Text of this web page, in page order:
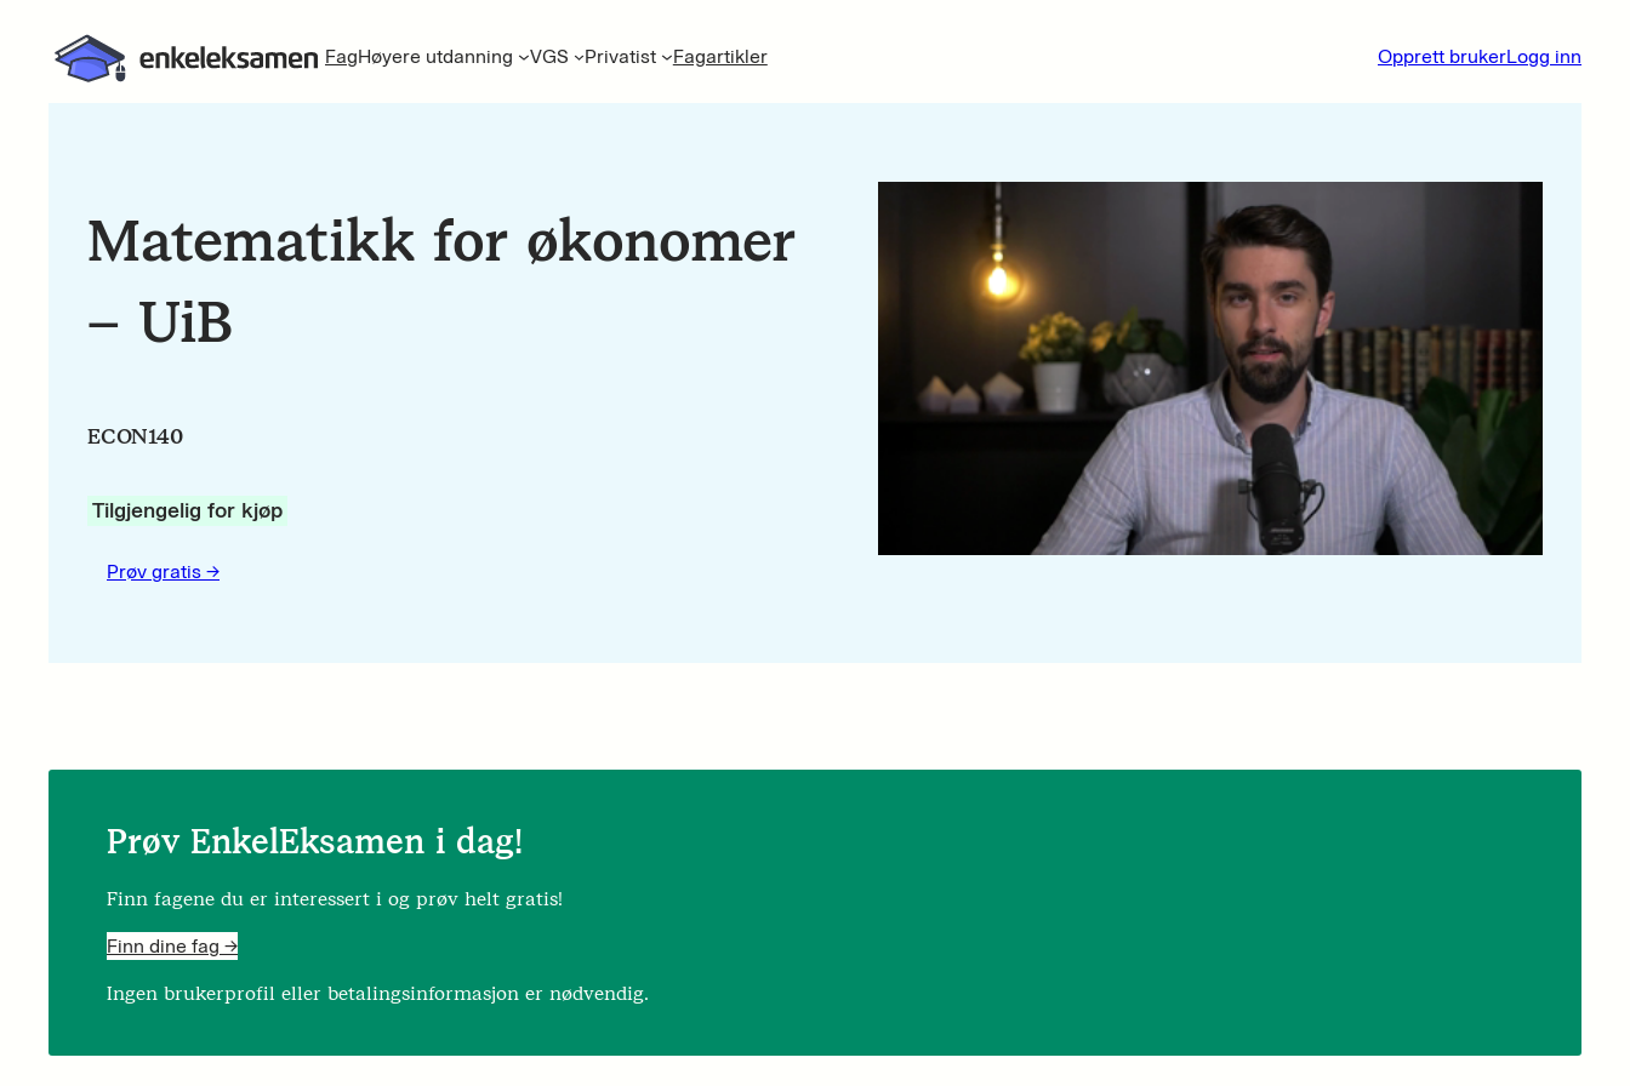
FagHøyere utdanning VGS Privatist Fagartikler Opprett brukerLogg inn
Matematikk for økonomer
– UiB
ECON140
Tilgjengelig for kjøp
Prøv gratis ->
Prøv EnkelEksamen i dag!
Finn fagene du er interessert i og prøv helt gratis!
Finn dine fag ->
Ingen brukerprofil eller betalingsinformasjon er nødvendig.